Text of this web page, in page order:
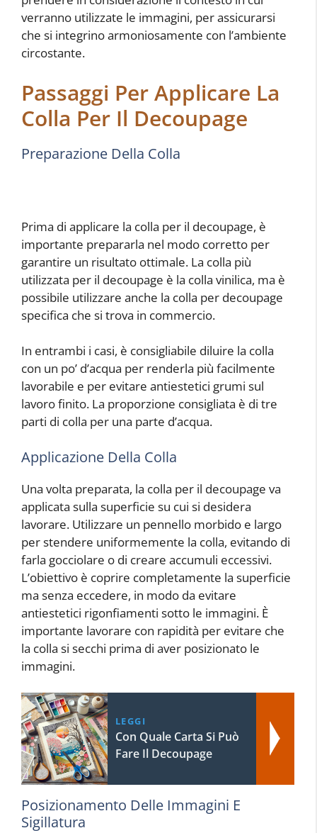
verranno utilizzate le immagini, per assicurarsi
che si integrino armoniosamente con l’ambiente
circostante.
Passaggi Per Applicare La
Colla Per Il Decoupage
Preparazione Della Colla
Prima di applicare la colla per il decoupage, è
importante prepararla nel modo corretto per
garantire un risultato ottimale. La colla più
utilizzata per il decoupage è la colla vinilica, ma è
possibile utilizzare anche la colla per decoupage
specifica che si trova in commercio.
In entrambi i casi, è consigliabile diluire la colla
con un po’ d’acqua per renderla più facilmente
lavorabile e per evitare antiestetici grumi sul
lavoro finito. La proporzione consigliata è di tre
parti di colla per una parte d’acqua.
Applicazione Della Colla
Una volta preparata, la colla per il decoupage va
applicata sulla superficie su cui si desidera
lavorare. Utilizzare un pennello morbido e largo
per stendere uniformemente la colla, evitando di
farla gocciolare o di creare accumuli eccessivi.
L’obiettivo è coprire completamente la superficie
ma senza eccedere, in modo da evitare
antiestetici rigonfiamenti sotto le immagini. È
importante lavorare con rapidità per evitare che
la colla si secchi prima di aver posizionato le
immagini.
LEGGI
Con Quale Carta Si Può
Fare Il Decoupage
Posizionamento Delle Immagini E
Sigillatura